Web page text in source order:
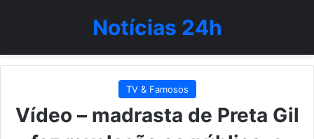
Notícias 24h
TV & Famosos
Vídeo – madrasta de Preta Gil